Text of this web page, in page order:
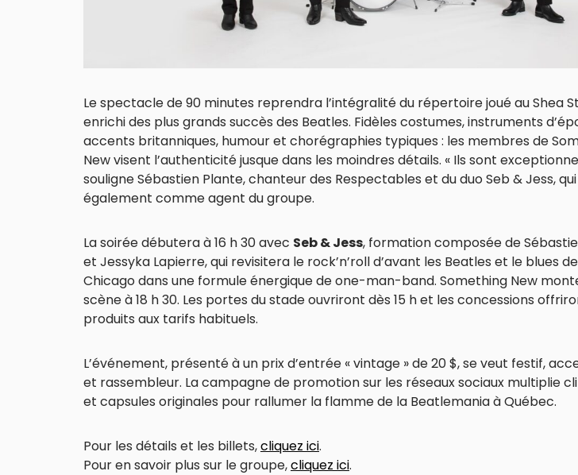
Le spectacle de 90 minutes reprendra l’intégralité du répertoire joué au Shea
enrichi des plus grands succès des Beatles. Fidèles costumes, instruments
accents britanniques, humour et chorégraphies typiques : les membres de
New visent l’authenticité jusque dans les moindres détails. « Ils sont
souligne Sébastien Plante, chanteur des Respectables et du duo Seb & Jess,
également comme agent du groupe.
La soirée débutera à 16 h 30 avec Seb & Jess, formation composée de
et Jessyka Lapierre, qui revisitera le rock’n’roll d’avant les Beatles et le blues de
Chicago dans une formule énergique de one-man-band. Something New
scène à 18 h 30. Les portes du stade ouvriront dès 15 h et les concessions
produits aux tarifs habituels.
L’événement, présenté à un prix d’entrée « vintage » de 20 $, se veut festif,
et rassembleur. La campagne de promotion sur les réseaux sociaux multiplie
et capsules originales pour rallumer la flamme de la Beatlemania à Québec.
Pour les détails et les billets,cliquez ici.
Pour en savoir plus sur le groupe,cliquez ici.